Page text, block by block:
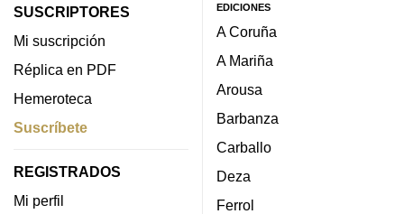
SUSCRIPTORES
Mi suscripción
Réplica en PDF
Hemeroteca
Suscríbete
REGISTRADOS
Mi perfil
EDICIONES
A Coruña
A Mariña
Arousa
Barbanza
Carballo
Deza
Ferrol